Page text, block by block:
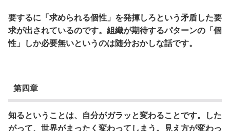
要するに「求められる個性」を発揮しろという矛盾した要
求が出されているのです。組織が期待するパターンの「個
性」しか必要無いというのは随分おかしな話です。
第四章
知るということは、自分がガラッと変わることです。した
がって、世界がまったく変わってしまう。見え方が変わっ